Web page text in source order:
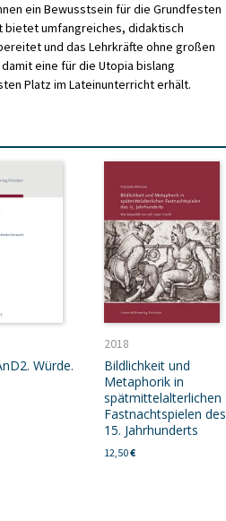
ein Bewusstsein für die Grundfesten
bietet umfangreiches, didaktisch
und das Lehrkräfte ohne großen
eine für die Utopia bislang
Platz im Lateinunterricht erhält.
Würde.
2018
Bildlichkeit und
Metaphorik in
spätmittelalterlichen
Fastnachtspielen des
15. Jahrhunderts
12,50€